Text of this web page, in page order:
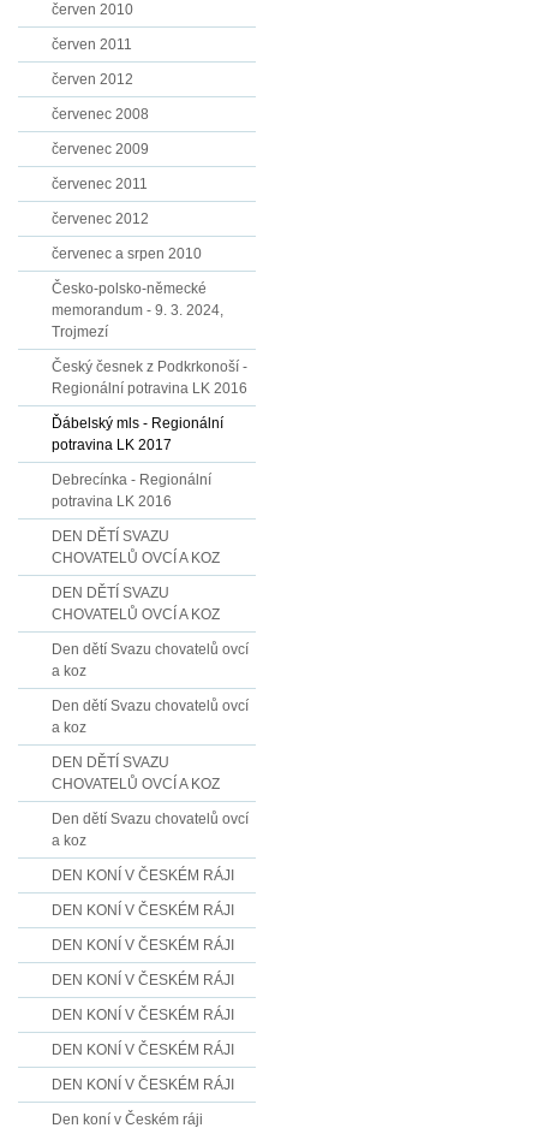
červen 2010
červen 2011
červen 2012
červenec 2008
červenec 2009
červenec 2011
červenec 2012
červenec a srpen 2010
Česko-polsko-německé
memorandum - 9. 3. 2024,
Trojmezí
Český česnek z Podkrkonoší -
Regionální potravina LK 2016
Ďábelský mls - Regionální
potravina LK 2017
Debrecínka - Regionální
potravina LK 2016
DEN DĚTÍ SVAZU
CHOVATELŮ OVCÍ A KOZ
DEN DĚTÍ SVAZU
CHOVATELŮ OVCÍ A KOZ
Den dětí Svazu chovatelů ovcí
a koz
Den dětí Svazu chovatelů ovcí
a koz
DEN DĚTÍ SVAZU
CHOVATELŮ OVCÍ A KOZ
Den dětí Svazu chovatelů ovcí
a koz
DEN KONÍ V ČESKÉM RÁJI
DEN KONÍ V ČESKÉM RÁJI
DEN KONÍ V ČESKÉM RÁJI
DEN KONÍ V ČESKÉM RÁJI
DEN KONÍ V ČESKÉM RÁJI
DEN KONÍ V ČESKÉM RÁJI
DEN KONÍ V ČESKÉM RÁJI
Den koní v Českém ráji